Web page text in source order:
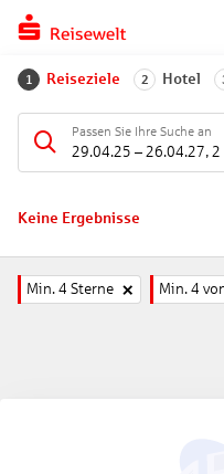
1 Reiseziele 2 Hotel
Passen Sie Ihre Suche an
29.04.25 – 26.04.27, 2
Keine Ergebnisse
Min. 4 Sterne Min. 4